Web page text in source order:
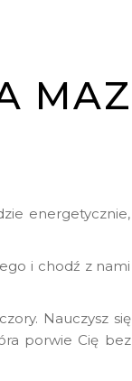
energetycznie,
i chodź z nami
Nauczysz się
porwie Cię bez